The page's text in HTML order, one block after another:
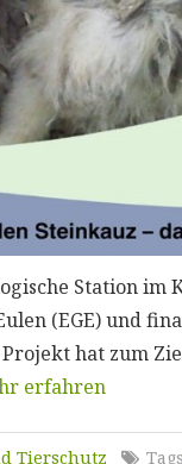
Station im
(EGE) und
hat zum
erfahren
Tierschutz